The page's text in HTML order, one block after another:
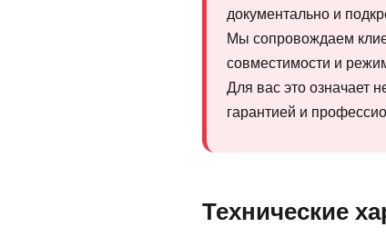
документально и
Мы сопровождаем
совместимости и
Для вас это означает
гарантией и
Технические